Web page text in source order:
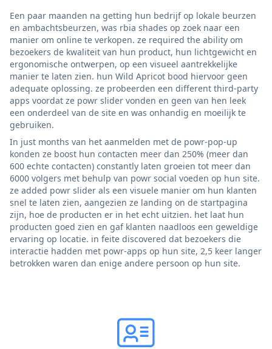
Een paar maanden na getting hun bedrijf op lokale beurzen
en ambachtsbeurzen, was rbia shades op zoek naar een
manier om online te verkopen. ze required the ability om
bezoekers de kwaliteit van hun product, hun lichtgewicht en
ergonomische ontwerpen, op een visueel aantrekkelijke
manier te laten zien. hun Wild Apricot bood hiervoor geen
adequate oplossing. ze probeerden een different third-party
apps voordat ze powr slider vonden en geen van hen leek
een onderdeel van de site en was onhandig en moeilijk te
gebruiken.
In just months van het aanmelden met de powr-pop-up
konden ze boost hun contacten meer dan 250% (meer dan
600 echte contacten) constantly laten groeien tot meer dan
6000 volgers met behulp van powr social voeden op hun site.
ze added powr slider als een visuele manier om hun klanten
snel te laten zien, aangezien ze landing on de startpagina
zijn, hoe de producten er in het echt uitzien. het laat hun
producten goed zien en gaf klanten naadloos een geweldige
ervaring op locatie. in feite discovered dat bezoekers die
interactie hadden met powr-apps op hun site, 2,5 keer langer
betrokken waren dan enige andere persoon op hun site.